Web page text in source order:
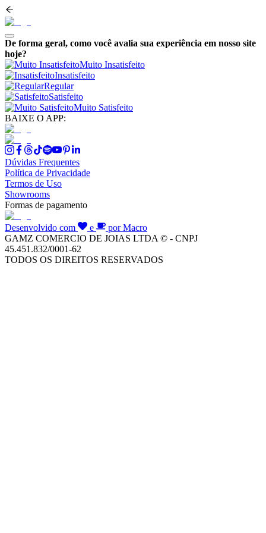
De forma geral, como você avalia sua experiência em nosso site
hoje?
Muito Insatisfeito
Insatisfeito
Regular
Satisfeito
Muito Satisfeito
BAIXE O APP:
Dúvidas Frequentes
Política de Privacidade
Termos de Uso
Showrooms
Formas de pagamento
Desenvolvido com e
por Macro
GAMZ COMERCIO DE JOIAS LTDA © - CNPJ
45.451.832/0001-62
TODOS OS DIREITOS RESERVADOS